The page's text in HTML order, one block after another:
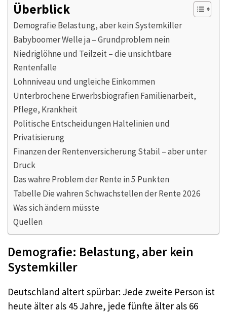
Überblick
Demografie Belastung, aber kein Systemkiller
Babyboomer Welle ja – Grundproblem nein
Niedriglöhne und Teilzeit – die unsichtbare
Rentenfalle
Lohnniveau und ungleiche Einkommen
Unterbrochene Erwerbsbiografien Familienarbeit,
Pflege, Krankheit
Politische Entscheidungen Haltelinien und
Privatisierung
Finanzen der Rentenversicherung Stabil – aber unter
Druck
Das wahre Problem der Rente in 5 Punkten
Tabelle Die wahren Schwachstellen der Rente 2026
Was sich ändern müsste
Quellen
Demografie: Belastung, aber kein
Systemkiller
Deutschland altert spürbar: Jede zweite Person ist
heute älter als 45 Jahre, jede fünfte älter als 66